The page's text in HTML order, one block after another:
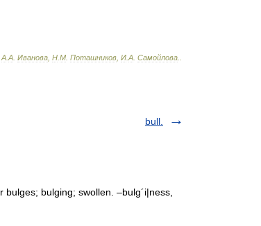
А А Иванова Н М Поташников И А Самойлова
bull.
bulging; swollen. –bulg´i|ness,